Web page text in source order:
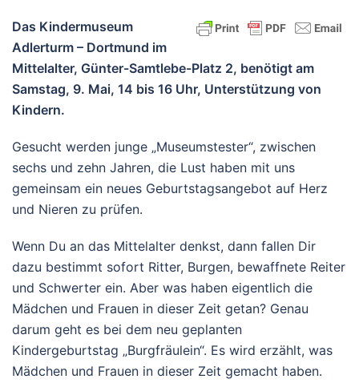
Das Kindermuseum
Adlerturm – Dortmund im
Mittelalter, Günter-Samtlebe-Platz 2, benötigt am
Samstag, 9. Mai, 14 bis 16 Uhr, Unterstützung von
Kindern.
Gesucht werden junge „Museumstester“, zwischen
sechs und zehn Jahren, die Lust haben mit uns
gemeinsam ein neues Geburtstagsangebot auf Herz
und Nieren zu prüfen.
Wenn Du an das Mittelalter denkst, dann fallen Dir
dazu bestimmt sofort Ritter, Burgen, bewaffnete Reiter
und Schwerter ein. Aber was haben eigentlich die
Mädchen und Frauen in dieser Zeit getan? Genau
darum geht es bei dem neu geplanten
Kindergeburtstag „Burgfräulein“. Es wird erzählt, was
Mädchen und Frauen in dieser Zeit gemacht haben.